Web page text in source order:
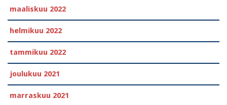
maaliskuu 2022
helmikuu 2022
tammikuu 2022
joulukuu 2021
marraskuu 2021